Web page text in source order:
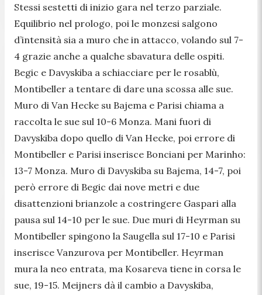
Stessi sestetti di inizio gara nel terzo parziale.
Equilibrio nel prologo, poi le monzesi salgono
d’intensità sia a muro che in attacco, volando sul 7-
4 grazie anche a qualche sbavatura delle ospiti.
Begic e Davyskiba a schiacciare per le rosablù,
Montibeller a tentare di dare una scossa alle sue.
Muro di Van Hecke su Bajema e Parisi chiama a
raccolta le sue sul 10-6 Monza. Mani fuori di
Davyskiba dopo quello di Van Hecke, poi errore di
Montibeller e Parisi inserisce Bonciani per Marinho:
13-7 Monza. Muro di Davyskiba su Bajema, 14-7, poi
però errore di Begic dai nove metri e due
disattenzioni brianzole a costringere Gaspari alla
pausa sul 14-10 per le sue. Due muri di Heyrman su
Montibeller spingono la Saugella sul 17-10 e Parisi
inserisce Vanzurova per Montibeller. Heyrman
mura la neo entrata, ma Kosareva tiene in corsa le
sue, 19-15. Meijners dà il cambio a Davyskiba,